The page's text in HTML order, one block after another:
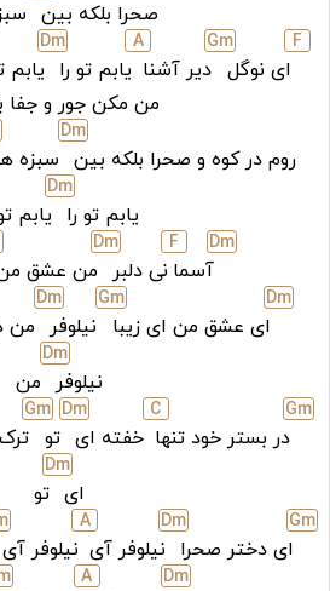
صحرا بلکه بین
F
ای نوگل
Gm
دیر آشنا
A
یابم تو را
Dm
یابم
من مکن جور و جفا
روم در کوه و صحرا بلکه بین
Dm
سبزه
یابم تو را
Dm
یابم
Dm
آسما
F
نی دلبر
Dm
من عشق
Dm
ای عشق من ای زیبا
Gm
نیلوفر
Dm
من
نیلوفر
Dm
من
Gm
در بستر خود تنها
C
خفته ای
Dm
تو
Gm
ای
Dm
تو
Gm
ای دختر صحرا
Dm
نیلوفر آی
A
نیلوفر آی
Dm
A